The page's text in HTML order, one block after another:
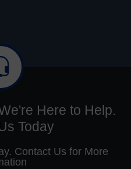
Here to Help.
Today
Contact Us for More